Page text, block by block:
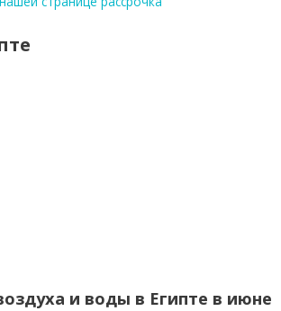
и воды в Египте в июне